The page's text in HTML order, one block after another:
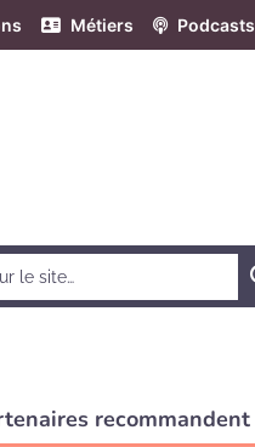
Métiers Podcasts
recommandent